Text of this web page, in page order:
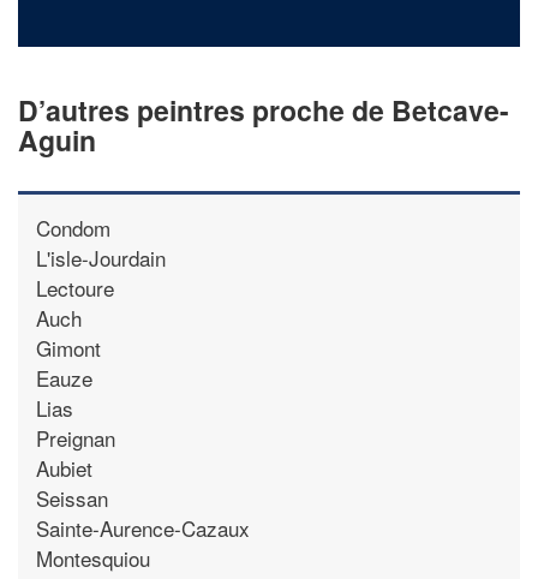
D’autres peintres proche de Betcave-
Aguin
Condom
L'isle-Jourdain
Lectoure
Auch
Gimont
Eauze
Lias
Preignan
Aubiet
Seissan
Sainte-Aurence-Cazaux
Montesquiou